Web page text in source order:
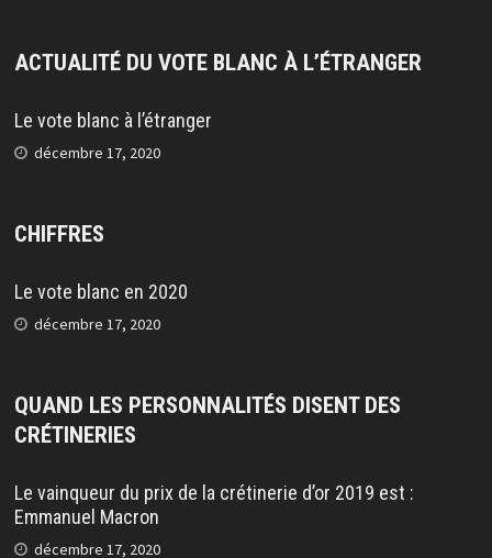
ACTUALITÉ DU VOTE BLANC À L’ÉTRANGER
Le vote blanc à l’étranger
décembre 17, 2020
CHIFFRES
Le vote blanc en 2020
décembre 17, 2020
QUAND LES PERSONNALITÉS DISENT DES
CRÉTINERIES
Le vainqueur du prix de la crétinerie d’or 2019 est :
Emmanuel Macron
décembre 17, 2020